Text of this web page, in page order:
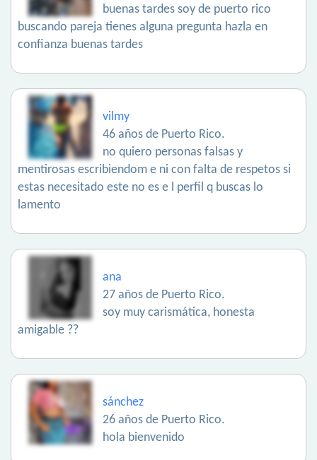
buenas tardes soy de puerto rico
buscando pareja tienes alguna pregunta hazla en
confianza buenas tardes
vilmy
46 años de Puerto Rico.
no quiero personas falsas y
mentirosas escribiendom e ni con falta de respetos si
estas necesitado este no es e l perfil q buscas lo
lamento
ana
27 años de Puerto Rico.
soy muy carismática, honesta
amigable ??
sánchez
26 años de Puerto Rico.
hola bienvenido